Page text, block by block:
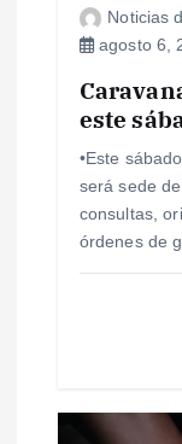
a
Noticias
agosto 6,
este
•Este
será sede
consultas,
órdenes de